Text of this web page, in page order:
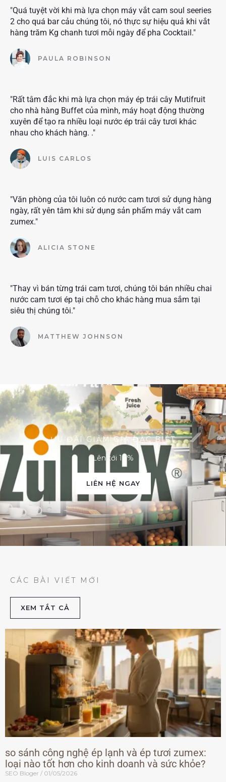
"Quá tuyệt vời khi mà lựa chọn máy vắt cam soul seeries
2 cho quá bar cảu chúng tôi, nó thực sự hiệu quả khi vắt
hàng trăm Kg chanh tươi mỗi ngày để pha Cocktail."
PAULA ROBINSON
"Rất tâm đắc khi mà lựa chọn máy ép trái cây Mutifruit
cho nhà hàng Buffet của mình, máy hoạt động thường
xuyên để tạo ra nhiều loại nước ép trái cây tươi khác
nhau cho khách hàng. ."
LUIS CARLOS
"Văn phòng của tôi luôn có nước cam tươi sử dụng hàng
ngày, rất yên tâm khi sử dụng sản phẩm máy vắt cam
zumex."
ALICIA STONE
"Thay vì bán từng trái cam tươi, chúng tôi bán nhiều chai
nước cam tươi ép tại chỗ cho khác hàng mua sắm tại
siêu thị chúng tôi."
MATTHEW JOHNSON
ƯU ĐÃI GIẢM GIÁ ĐẶC BIỆT
Lên tới 10%
LIÊN HỆ NGAY
CÁC BÀI VIẾT MỚI
XEM TẮT CẢ
so sánh công nghệ ép lạnh và ép tươi zumex:
loại nào tốt hơn cho kinh doanh và sức khỏe?
SEO Bloger 01/05/2026